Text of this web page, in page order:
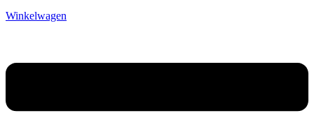
Winkelwagen